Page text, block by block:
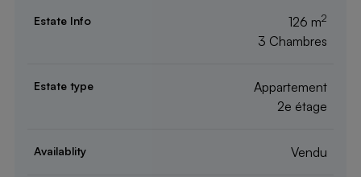
126 m2
3 Chambres
Appartement
2e étage
Vendu